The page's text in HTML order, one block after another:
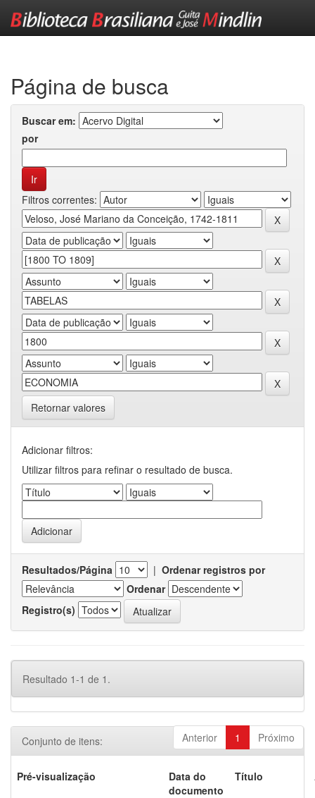
Página de busca
Buscar em:
por
Filtros correntes:
Retornar valores
Adicionar filtros:
Utilizar filtros para refinar o resultado de busca.
Resultados/Página | Ordenar registros por
Ordenar
Registro(s)
Resultado 1-1 de 1.
Anterior 1 Próximo
Conjunto de itens:
Pré-visualização
Data do
documento
Título